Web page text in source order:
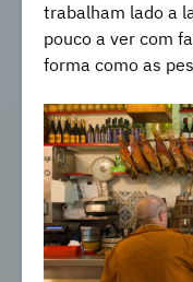
trabalham lado a
pouco a ver com
forma como as